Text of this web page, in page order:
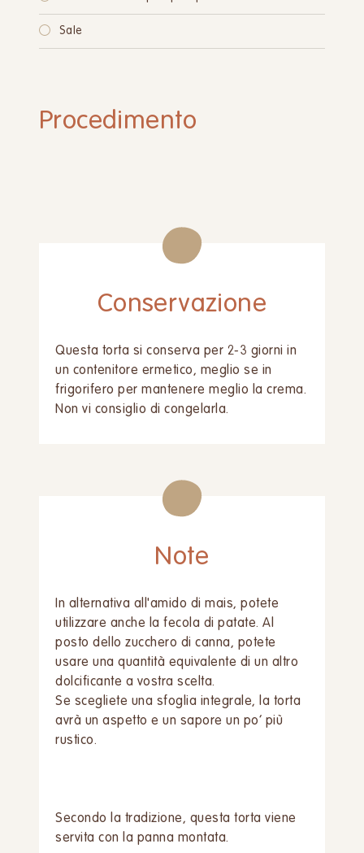
Sale
Procedimento
Conservazione
Questa torta si conserva per 2-3 giorni in
un contenitore ermetico, meglio se in
frigorifero per mantenere meglio la crema.
Non vi consiglio di congelarla.
Note
In alternativa all'amido di mais, potete
utilizzare anche la fecola di patate. Al
posto dello zucchero di canna, potete
usare una quantità equivalente di un altro
dolcificante a vostra scelta.
Se scegliete una sfoglia integrale, la torta
avrà un aspetto e un sapore un po’ più
rustico.
Secondo la tradizione, questa torta viene
servita con la panna montata.